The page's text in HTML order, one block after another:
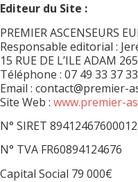
Editeur du Site :
PREMIER ASCENSEURS
Responsable editorial :
15 RUE DE L’ILE ADAM
Téléphone : 07 49 33 37 33
Email : contact@premier-
Site Web : www.premier-
N° SIRET 89412467600012
N° TVA FR60894124676
Capital Social 79 000€